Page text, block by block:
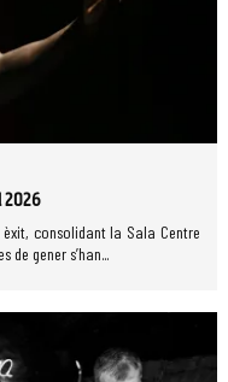
2026
consolidant la Sala Centre
de gener s’han...